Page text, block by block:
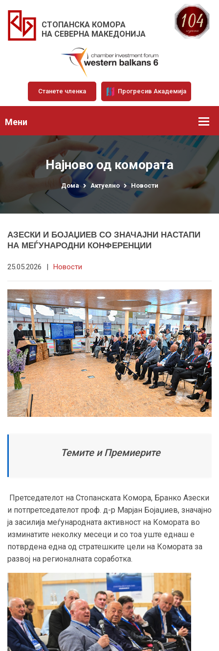
СТОПАНСКА КОМОРА
НА СЕВЕРНА МАКЕДОНИЈА
Станете членка Прогресив Академија
Мени
Најново од комората
Дома Актуелно Новости
АЗЕСКИ И БОЈАЏИЕВ СО ЗНАЧАЈНИ НАСТАПИ
НА МЕЃУНАРОДНИ КОНФЕРЕНЦИИ
25.05.2026 | Новости
Темите и Премиерите
Претседателот на Стопанската Комора, Бранко Азески
и потпретседателот проф. д-р Марјан Бојаџиев, значајно
ја засилија меѓународната активност на Комората во
изминатите неколку месеци и со тоа уште еднаш е
потврдена една од стратешките цели на Комората за
развој на регионалната соработка.